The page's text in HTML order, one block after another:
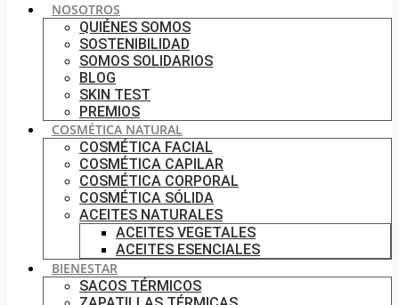
NOSOTROS
QUIÉNES SOMOS
SOSTENIBILIDAD
SOMOS SOLIDARIOS
BLOG
SKIN TEST
PREMIOS
COSMÉTICA NATURAL
COSMÉTICA FACIAL
COSMÉTICA CAPILAR
COSMÉTICA CORPORAL
COSMÉTICA SÓLIDA
ACEITES NATURALES
ACEITES VEGETALES
ACEITES ESENCIALES
BIENESTAR
SACOS TÉRMICOS